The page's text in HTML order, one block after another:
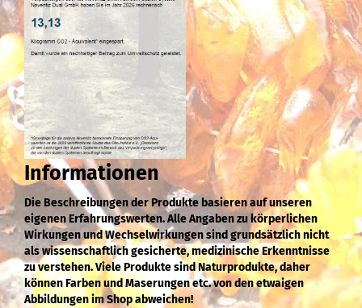
Informationen
Die Beschreibungen der Produkte basieren auf unseren
eigenen Erfahrungswerten. Alle Angaben zu körperlichen
Wirkungen und Wechselwirkungen sind grundsätzlich nicht
als wissenschaftlich gesicherte, medizinische Erkenntnisse
zu verstehen. Viele Produkte sind Naturprodukte, daher
können Farben und Maserungen etc. von den etwaigen
Abbildungen im Shop abweichen!